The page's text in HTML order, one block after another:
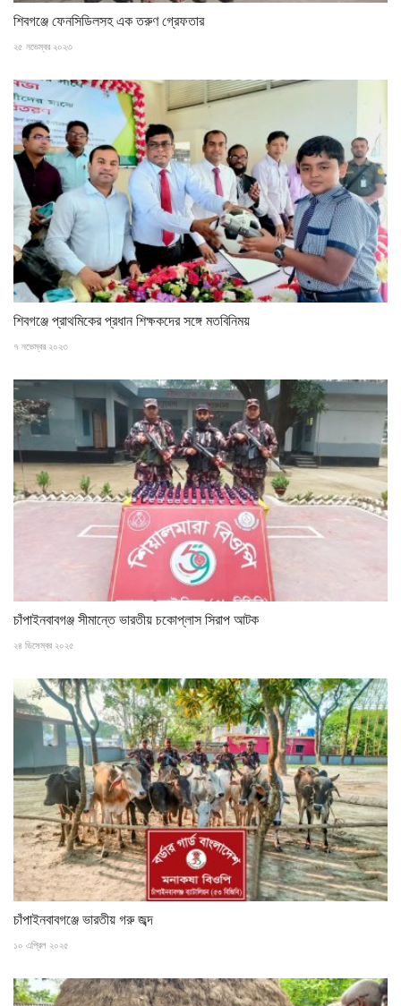
শিবগঞ্জে ফেনসিডিলসহ এক তরুণ গ্রেফতার
২৫ নভেম্বর ২০২৩
শিবগঞ্জে প্রাথমিকের প্রধান শিক্ষকদের সঙ্গে মতবিনিময়
৭ নভেম্বর ২০২৩
চাঁপাইনবাবগঞ্জ সীমান্তে ভারতীয় চকোপ্লাস সিরাপ আটক
২৪ ডিসেম্বর ২০২৫
চাঁপাইনবাবগঞ্জে ভারতীয় গরু জব্দ
১০ এপ্রিল ২০২৫